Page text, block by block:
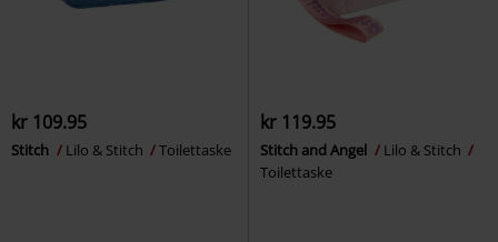
kr 109.95
Stitch Lilo & Stitch Toilettaske
kr 119.95
Stitch and Angel
Lilo & Stitch
Toilettaske